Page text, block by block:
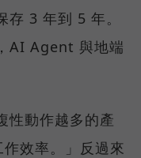
3 年到 5 年。
AI Agent 與地端
性動作越多的產
效率。」反過來